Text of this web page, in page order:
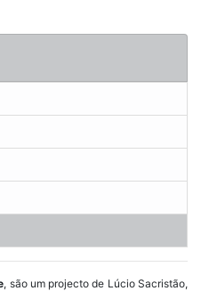
, são um projecto de Lúcio Sacristão,